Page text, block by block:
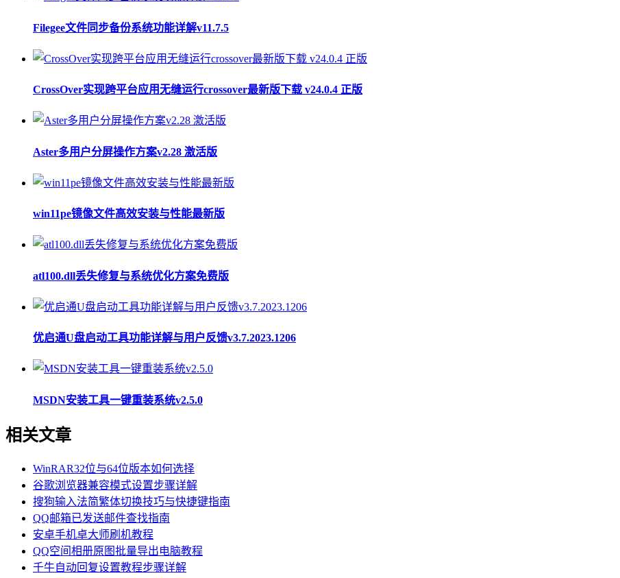
Filegee文件同步备份系统功能详解v11.7.5
CrossOver实现跨平台应用无缝运行crossover最新版下载 v24.0.4 正版
Aster多用户分屏操作方案v2.28 激活版
win11pe镜像文件高效安装与性能最新版
atl100.dll丢失修复与系统优化方案免费版
优启通U盘启动工具功能详解与用户反馈v3.7.2023.1206
MSDN安装工具一键重装系统v2.5.0
相关文章
WinRAR32位与64位版本如何选择
谷歌浏览器兼容模式设置步骤详解
搜狗输入法简繁体切换技巧与快捷键指南
QQ邮箱已发送邮件查找指南
安卓手机卓大师刷机教程
QQ空间相册原图批量导出电脑教程
千牛自动回复设置教程步骤详解